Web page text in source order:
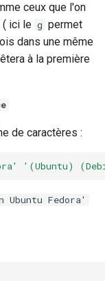
ceux que l'on
( ici le g permet
dans une même
à la première
de caractères :
'(Ubuntu)
Ubuntu Fedora'